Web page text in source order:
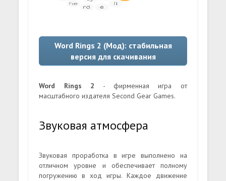
Word Rings 2 (Мод): стабильная
версия для скачивания
Word Rings 2 - фирменная игра от
масштабного издателя Second Gear Games.
Звуковая атмосфера
Звуковая проработка в игре выполнено на
отличном уровне и обеспечивает полному
погружению в ход игры. Каждое движение